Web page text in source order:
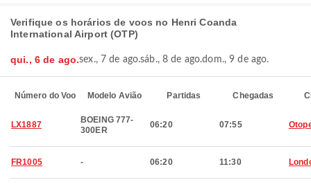
Verifique os horários de voos no Henri Coanda
International Airport (OTP)
qui., 6 de ago.sex., 7 de ago.sáb., 8 de ago.dom., 9 de ago.
Número do Voo Modelo Avião Partidas Chegadas
LX1887
BOEING 777-
300ER
06:20 07:55
FR1005 - 06:20 11:30